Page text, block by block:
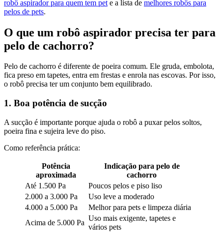
robô aspirador para quem tem pet e a lista de melhores robôs para
pelos de pets.
O que um robô aspirador precisa ter para
pelo de cachorro?
Pelo de cachorro é diferente de poeira comum. Ele gruda, embolota,
fica preso em tapetes, entra em frestas e enrola nas escovas. Por isso,
o robô precisa ter um conjunto bem equilibrado.
1. Boa potência de sucção
A sucção é importante porque ajuda o robô a puxar pelos soltos,
poeira fina e sujeira leve do piso.
Como referência prática:
Potência
aproximada
Indicação para pelo de
cachorro
Até 1.500 Pa
Poucos pelos e piso liso
2.000 a 3.000 Pa
Uso leve a moderado
4.000 a 5.000 Pa
Melhor para pets e limpeza diária
Acima de 5.000 Pa
Uso mais exigente, tapetes e
vários pets